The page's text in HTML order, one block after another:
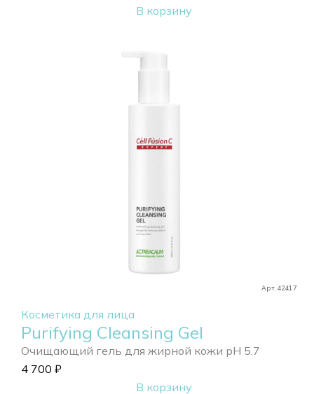
В корзину
Арт. 42417
Косметика для лица
Purifying Cleansing Gel
Очищающий гель для жирной кожи pH 5.7
4 700 ₽
В корзину